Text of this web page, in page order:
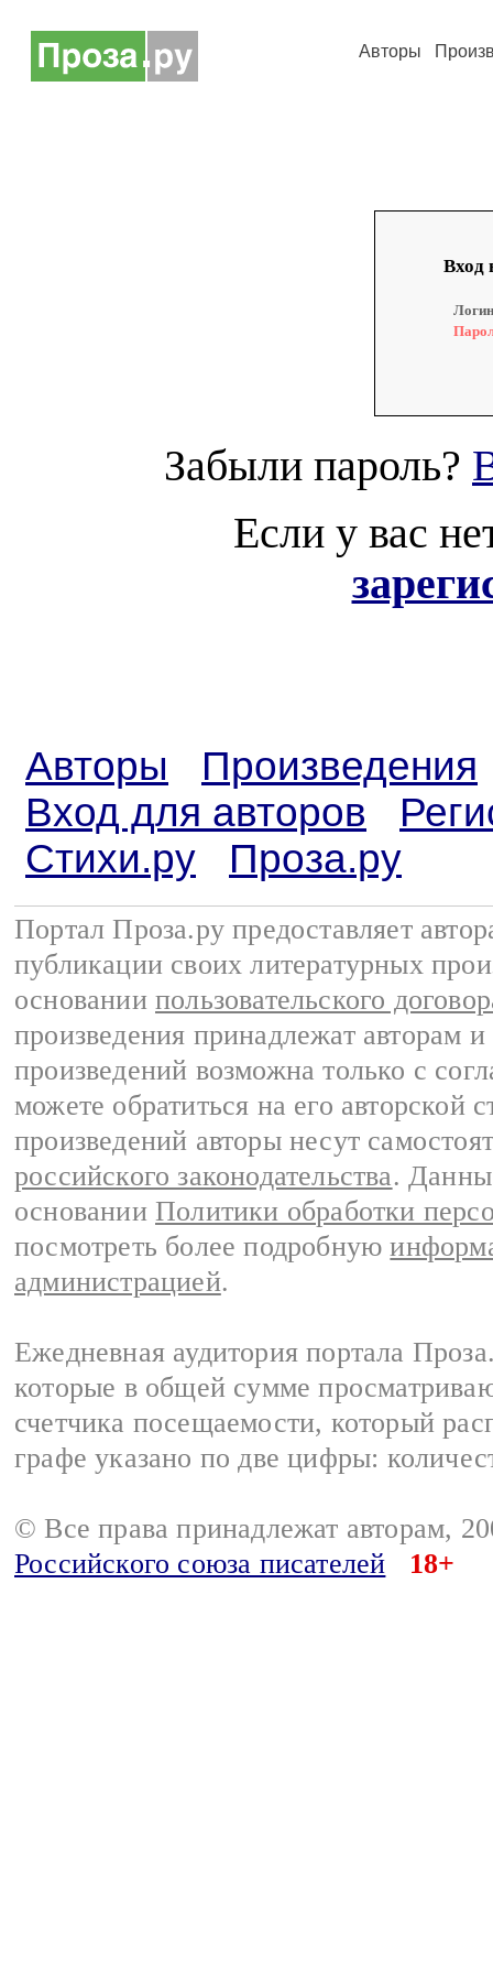
Авторы
Вход
Забыли пароль?
Если у вас
Авторы
Произведения
Вход для авторов
Стихи.ру
Проза.ру
Портал Проза.ру предоставляет
публикации своих литературных
основании пользовательского
произведения принадлежат авторам
произведений возможна только с
можете обратиться на его авторской
произведений авторы несут
российского законодательства.
основании Политики обработки
посмотреть более подробную
администрацией.
Ежедневная аудитория портала
которые в общей сумме
счетчика посещаемости, который
графе указано по две цифры:
© Все права принадлежат авторам,
Российского союза писателей
18+